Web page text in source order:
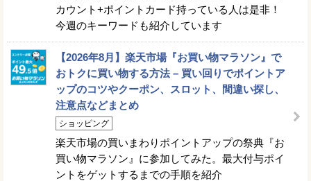
カウント+ポイントカード持っている人は是非！
今週のキーワードも紹介しています
【2026年8月】楽天市場『お買い物マラソン』で
おトクに買い物する方法 – 買い回りでポイントア
ップのコツやクーポン、スロット、間違い探し、
注意点などまとめ
ショッピング
楽天市場の買いまわりポイントアップの祭典『お
買い物マラソン』に参加してみた。最大付与ポイ
ントをゲットするまでの手順を紹介